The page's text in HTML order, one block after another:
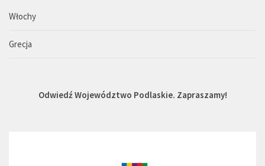
Włochy
Grecja
Odwiedź Województwo Podlaskie. Zapraszamy!